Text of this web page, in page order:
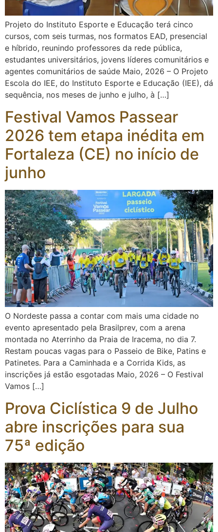
Projeto do Instituto Esporte e Educação terá cinco
cursos, com seis turmas, nos formatos EAD, presencial
e híbrido, reunindo professores da rede pública,
estudantes universitários, jovens líderes comunitários e
agentes comunitários de saúde Maio, 2026 – O Projeto
Escola do IEE, do Instituto Esporte e Educação (IEE), dá
sequência, nos meses de junho e julho, à […]
Festival Vamos Passear
2026 tem etapa inédita em
Fortaleza (CE) no início de
junho
O Nordeste passa a contar com mais uma cidade no
evento apresentado pela Brasilprev, com a arena
montada no Aterrinho da Praia de Iracema, no dia 7.
Restam poucas vagas para o Passeio de Bike, Patins e
Patinetes. Para a Caminhada e a Corrida Kids, as
inscrições já estão esgotadas Maio, 2026 – O Festival
Vamos […]
Prova Ciclística 9 de Julho
abre inscrições para sua
75ª edição